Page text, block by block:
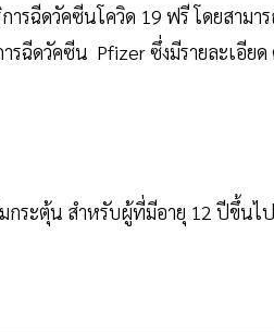
รฉีดวัคซีนโควิด 19 ฟรี โดยสามา
รฉีดวัคซีน Pfizer ซึ่งมีรายละเอียด
กระตุ้น สำหรับผู้ที่มีอายุ 12 ปีขึ้นไป